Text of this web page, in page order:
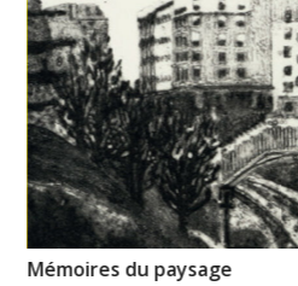
Mémoires du paysage